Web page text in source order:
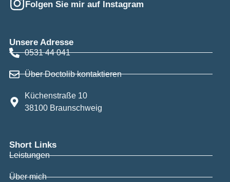
Folgen Sie mir auf Instagram
Unsere Adresse
0531 44 041
Über Doctolib kontaktieren
Küchenstraße 10
38100 Braunschweig
Short Links
Leistungen
Über mich